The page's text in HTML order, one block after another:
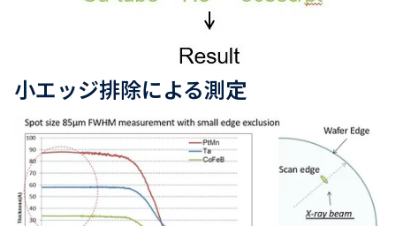
小エッジ排除による測定